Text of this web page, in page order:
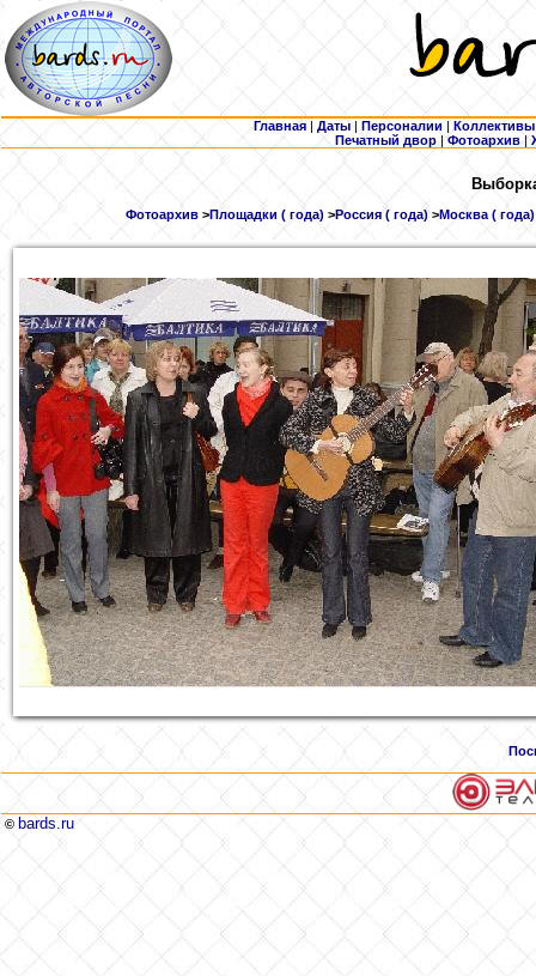
Главная | Даты | Персоналии | Коллективы
Печатный двор |Фотоархив |
Фотоархив >Площадки ( года) >Россия ( года)>Москва ( года)
© bards.ru